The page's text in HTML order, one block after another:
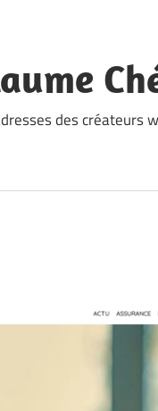
des créateurs